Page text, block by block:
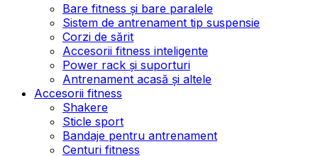
Bare fitness și bare paralele
Sistem de antrenament tip suspensie
Corzi de sărit
Accesorii fitness inteligente
Power rack și suporturi
Antrenament acasă și altele
Accesorii fitness
Shakere
Sticle sport
Bandaje pentru antrenament
Centuri fitness